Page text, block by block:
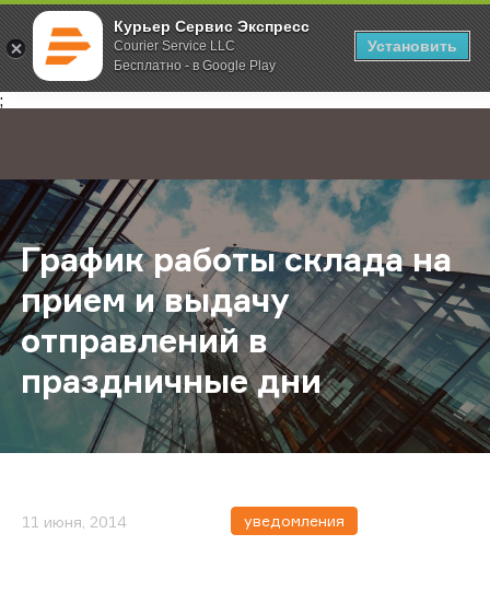
Курьер Сервис Экспресс
Courier Service LLC
Бесплатно - в Google Play
Установить
;
Главная О компании Новости График работы склада на прием
График работы склада на
прием и выдачу
отправлений в
праздничные дни
11 июня, 2014 уведомления